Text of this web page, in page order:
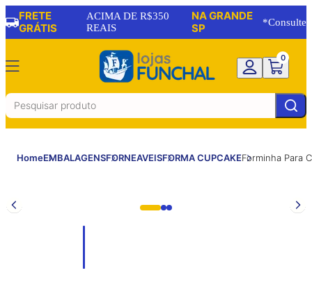
FRETE
GRÁTIS
ACIMA DE R$350
REAIS
NA GRANDE
SP
*Consulte
0
HomeEMBALAGENSFORNEAVEISFORMA CUPCAKEForminha Para